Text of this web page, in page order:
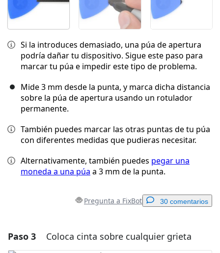
Si la introduces demasiado, una púa de apertura
podría dañar tu dispositivo. Sigue este paso para
marcar tu púa e impedir este tipo de problema.
Mide 3 mm desde la punta, y marca dicha distancia
sobre la púa de apertura usando un rotulador
permanente.
También puedes marcar las otras puntas de tu púa
con diferentes medidas que pudieras necesitar.
Alternativamente, también puedes pegar una
moneda a una púa a 3 mm de la punta.
Pregunta a FixBot 30 comentarios
Agregar un comentario
Paso 3 Coloca cinta sobre cualquier grieta